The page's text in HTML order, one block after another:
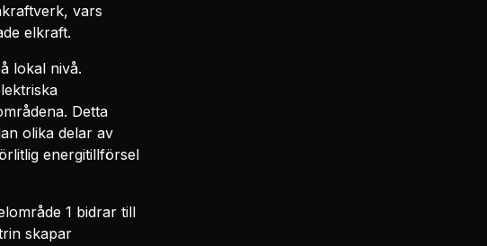
vars
elkraft.
lokal nivå.
Detta
olika delar av
energitillförsel
1 bidrar till
skapar